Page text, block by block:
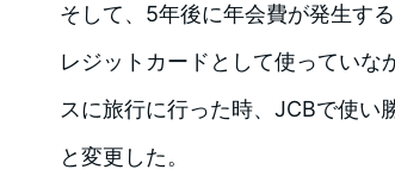
そして、5年後に年会費が発生す
レジットカードとして使っていな
スに旅行に行った時、JCBで使い
と変更した。